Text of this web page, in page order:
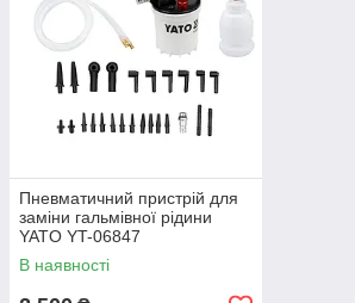
Пневматичний пристрій для
заміни гальмівної рідини
YATO YT-06847
В наявності